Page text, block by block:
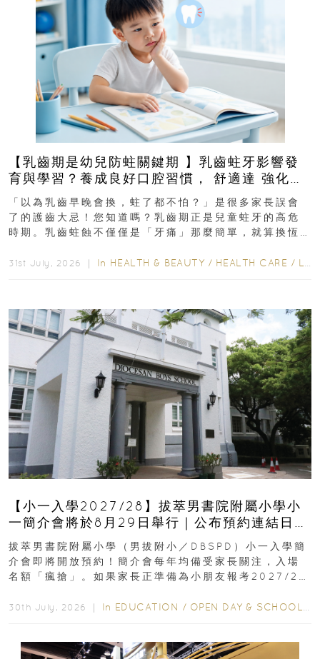
【乳齒期是幼兒防蛀關鍵期 】乳齒蛀牙影響發
育與學習？養成良好口腔習慣， 舒適達 強化琺
瑯質 兒童牙膏防護指南
「以為乳齒早晚會換，蛀了都不怕？」是很多家長誤會
了的護齒大忌！您知道嗎？乳齒期正是兒童蛀牙的高危
時期。乳齒蛀蝕不僅僅是「牙痛」那麼簡單，就算換恆
31st July, 2026 ｜ In HEALTH & BEAUTY / HEALTH CARE / LIFESTYLE
【小一入學2027/28】拔萃男書院附屬小學小
一簡介會將於8月29日舉行｜公布預約連結日期
｜更設有網上重溫
拔萃男書院附屬小學（男拔附小／DBSPD）小一入學簡
介會即將開放預約！簡介會每年均備受家長關注，入場
名額「瘋搶」。如果家長正準備為小朋友報考2027/28
30th July, 2026 ｜ In EDUCATION / OPEN DAY & SCHOOL EVENTS